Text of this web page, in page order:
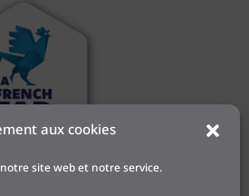
aux cookies
site web et notre service.